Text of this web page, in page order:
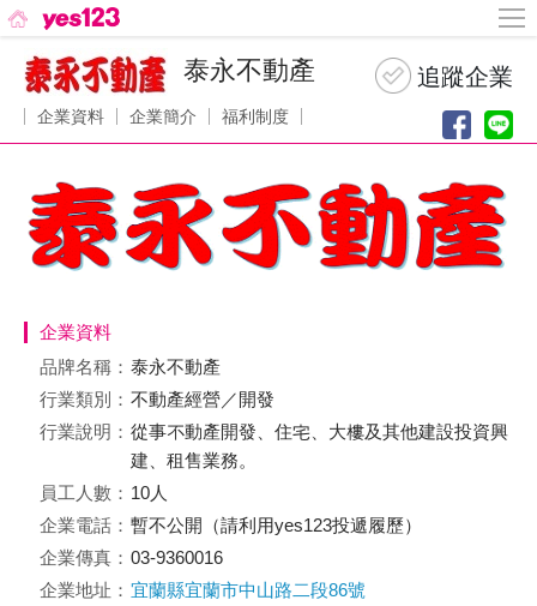
泰永不動產
企業資料 企業簡介 福利制度
企業資料
品牌名稱： 泰永不動產
行業類別： 不動產經營／開發
行業說明： 從事不動產開發、住宅、大樓及其他建設投資興
建、租售業務。
員工人數： 10人
企業電話： 暫不公開（請利用yes123投遞履歷）
企業傳真： 03-9360016
企業地址： 宜蘭縣宜蘭市中山路二段86號